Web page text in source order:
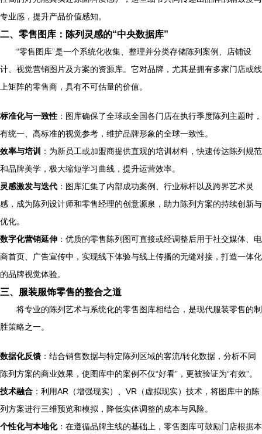
专业感，提升产品价值感知。
二、零售图库：陈列灵感的“中央数据库”
“零售图库”是一个系统化收集、整理并分类存储陈列案例、店铺设
计、视觉营销图片及方案的资源库。它对品牌，尤其是拥有多家门店或线
上矩阵的零售商，具有不可估量的价值。
标准化与一致性 ：图库确保了全球或全国各门店在执行季度陈列主题时，
有统一、高标准的视觉参考，维护品牌形象的全球一致性。
效率与培训
：为新员工或加盟商提供直观的培训材料，快速传达陈列规范
和品牌美学，极大缩短学习曲线，提升运营效率。
灵感激发与迭代 ：图库汇集了内部成功案例、行业标杆以及跨界艺术灵
感，成为陈列设计师和零售经理的创意源泉，助力陈列方案的持续创新与
优化。
数字化营销延伸 ：优质的零售陈列图可直接或经调整后用于社交媒体、电
商首页、广告宣传中，实现线下体验与线上传播的无缝对接，打造一体化
的品牌视觉体验。
三、服装服饰零售的整合之道
将专业的陈列艺术与系统化的零售图库相结合，是现代服装零售的制
胜策略之一。
数据化反馈 ：结合销售数据与特定陈列区域的客流/转化数据，分析不同
陈列方案的商业效果，使图库中的案例不仅“好看”，更被验证为“有效”。
技术融合 ：利用AR（增强现实）、VR（虚拟现实）技术，将图库中的陈
列方案进行三维预览和模拟，降低实体调整的成本与风险。
个性化与本地化：在遵循品牌主线的基础上，零售图库可鼓励门店根据本